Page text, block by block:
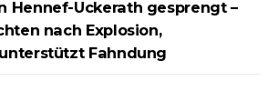
Hennef-Uckerath gesprengt –
nach Explosion,
Fahndung